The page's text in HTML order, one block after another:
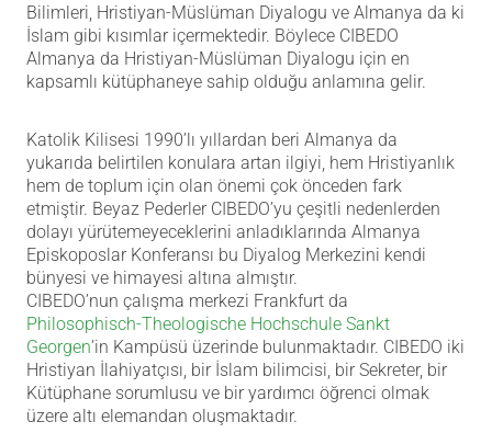
Bilimleri, Hristiyan-Müslüman Diyalogu ve Almanya da ki
İslam gibi kısımlar içermektedir. Böylece CIBEDO
Almanya da Hristiyan-Müslüman Diyalogu için en
kapsamlı kütüphaneye sahip olduğu anlamına gelir.
Katolik Kilisesi 1990’lı yıllardan beri Almanya da
yukarıda belirtilen konulara artan ilgiyi, hem Hristiyanlık
hem de toplum için olan önemi çok önceden fark
etmiştir. Beyaz Pederler CIBEDO’yu çeşitli nedenlerden
dolayı yürütemeyeceklerini anladıklarında Almanya
Episkoposlar Konferansı bu Diyalog Merkezini kendi
bünyesi ve himayesi altına almıştır.
CIBEDO’nun çalışma merkezi Frankfurt da
Philosophisch-Theologische Hochschule Sankt
Georgen’in Kampüsü üzerinde bulunmaktadır. CIBEDO iki
Hristiyan İlahiyatçısı, bir İslam bilimcisi, bir Sekreter, bir
Kütüphane sorumlusu ve bir yardımcı öğrenci olmak
üzere altı elemandan oluşmaktadır.